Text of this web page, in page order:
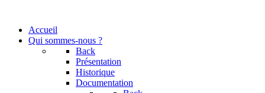
Accueil
Qui sommes-nous ?
Back
Présentation
Historique
Documentation